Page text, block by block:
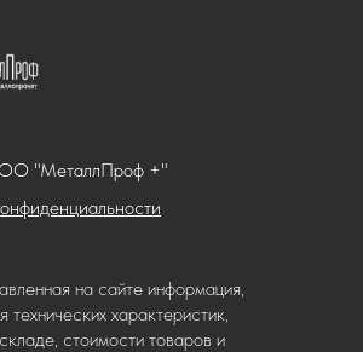
"МеталлПроф +"
на сайте информация,
характеристик,
стоимости товаров и